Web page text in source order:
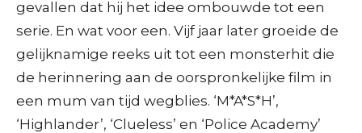
gevallen dat hij het idee ombouwde tot een
serie. En wat voor een. Vijf jaar later groeide de
gelijknamige reeks uit tot een monsterhit die
de herinnering aan de oorspronkelijke film in
een mum van tijd wegblies. ‘M*A*S*H’,
‘Highlander’, ‘Clueless’ en ‘Police Academy’